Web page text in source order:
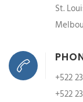
St.
+522
+522